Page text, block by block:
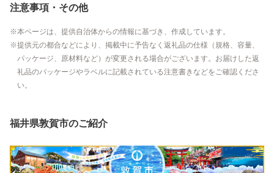
注意事項・その他
本ページは、提供自治体からの情報に基づき、作成しています。
提供元の都合などにより、掲載中に予告なく返礼品の仕様（規格、容量、
パッケージ、原材料など）が変更される場合がございます。お届けした返
礼品のパッケージやラベルに記載されている注意書きなどをご確認くださ
い。
福井県敦賀市のご紹介